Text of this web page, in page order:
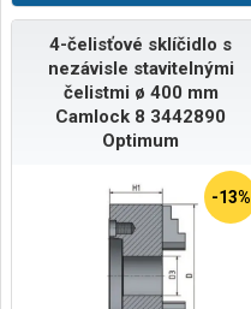
4-čelisťové sklíčidlo s
nezávisle stavitelnými
čelistmi ø 400 mm
Camlock 8 3442890
Optimum
-13%